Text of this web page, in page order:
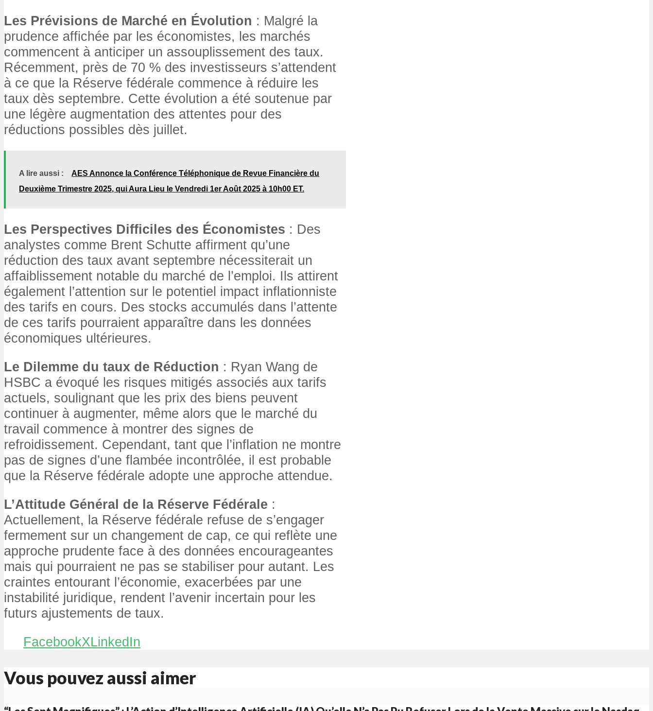
Les Prévisions de Marché en Évolution : Malgré la
prudence affichée par les économistes, les marchés
commencent à anticiper un assouplissement des taux.
Récemment, près de 70 % des investisseurs s’attendent
à ce que la Réserve fédérale commence à réduire les
taux dès septembre. Cette évolution a été soutenue par
une légère augmentation des attentes pour des
réductions possibles dès juillet.
A lire aussi :
AES Annonce la Conférence Téléphonique de Revue Financière du
Deuxième Trimestre 2025, qui Aura Lieu le Vendredi 1er Août 2025 à 10h00 ET.
Les Perspectives Difficiles des Économistes : Des
analystes comme Brent Schutte affirment qu’une
réduction des taux avant septembre nécessiterait un
affaiblissement notable du marché de l’emploi. Ils attirent
également l’attention sur le potentiel impact inflationniste
des tarifs en cours. Des stocks accumulés dans l’attente
de ces tarifs pourraient apparaître dans les données
économiques ultérieures.
Le Dilemme du taux de Réduction : Ryan Wang de
HSBC a évoqué les risques mitigés associés aux tarifs
actuels, soulignant que les prix des biens peuvent
continuer à augmenter, même alors que le marché du
travail commence à montrer des signes de
refroidissement. Cependant, tant que l’inflation ne montre
pas de signes d’une flambée incontrôlée, il est probable
que la Réserve fédérale adopte une approche attendue.
L’Attitude Général de la Réserve Fédérale :
Actuellement, la Réserve fédérale refuse de s’engager
fermement sur un changement de cap, ce qui reflète une
approche prudente face à des données encourageantes
mais qui pourraient ne pas se stabiliser pour autant. Les
craintes entourant l’économie, exacerbées par une
instabilité juridique, rendent l’avenir incertain pour les
futurs ajustements de taux.
FacebookXLinkedIn
Vous pouvez aussi aimer